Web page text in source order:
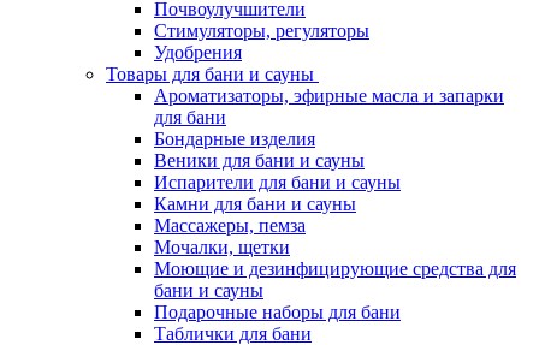
Почвоулучшители
Стимуляторы, регуляторы
Удобрения
Товары для бани и сауны
Ароматизаторы, эфирные масла и запарки
для бани
Бондарные изделия
Веники для бани и сауны
Испарители для бани и сауны
Камни для бани и сауны
Массажеры, пемза
Мочалки, щетки
Моющие и дезинфицирующие средства для
бани и сауны
Подарочные наборы для бани
Таблички для бани